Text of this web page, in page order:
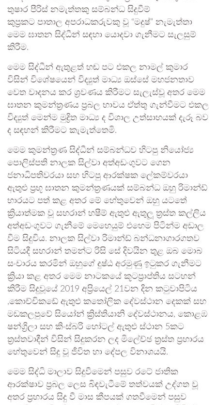
තුෂාර පීරිස් නමැත්තකු සම්බන්ධ සිදුවීම්
කුප්‍රකට පාතාල අපරාධකරුවකු වූ “මදුෂ්” නැමැත්තා
මෙම ඝාතන සිද්ධීන් සඳහා යොදවා ගැනීමට සැලසුම්
කිරීම.
මෙම සිද්ධීන් ඇතුළත් හඬ පට එකල නාමල් කුමාර
විසින් විශේෂයෙන් විද්‍යුත් මාධ්‍ය ඔස්සේ මහජනතාව
වෙත වාදනය කර ශ්‍රවණය කිරීමට සැලැස්වූ අතර මෙම
ඝාතන කුමන්ත්‍රණය ප්‍රබල භාවය ඒත්තු ගැන්වීමට එකල
විද්‍යුත් මෙන්ම මුද්‍රිත මාධ්‍ය ද විශාල උත්සාහයක් දැරූ බව
ද සඳහන් කිරීමට කැමැත්තෙමි.
මෙම කුමන්ත්‍රණ සිද්ධීන් සම්බන්ධව හිටපු නියෝජ්‍ය
පොලිස්පති නාලක සිල්වා අත්අඩංගුවට ගෙන
ජනාධිපතිවරයා සහ හිටපු ආරක්ෂක ලේකම්වරයා
ඇතුළු ප්‍රභූ ඝාතන කුමන්ත්‍රණයක් සම්බන්ධ ඔහු රිමාන්ඩ්
භාරයට පත් කළ අතර මේ හේතුවෙන් ඔහු යටතේ
ක්‍රියාත්මක වූ සහරාන් හෂීම් ඇතුළු ඇතුලූ ත්‍රස්ත කල්ලිය
අත්අඩංගුවට ගැනීමේ මෙහෙයුම් එහෙම පිටින්ම අඩාල
වීම සිදුවිය. නාලක සිල්වා රිමාන්ඩ් බන්ධනාගාරගතව
සිටියදී සහරාන් තමන්ට රිසි සේ දිවයින තුළ ඔබ මොබ
සංචාරය කරමින් ඔහුගේ දුෂ්ඨ අරමුණු ඉටුකර ගැනීමට
ක්‍රියා කළ අතර මෙම නාටකයේ කූටප්‍රාප්තිය සටහන්
කිරීම සිදුවූයේ 2019 අප්‍රියෙල් 21වන දින කටුවාපිටිය
,කොච්චිකඩේ ඇතුළු කතෝලික දේවස්ථාන දෙකක් සහ
මඩකලපුවේ සියෝන් ක්‍රිස්තියානි දේවස්ථානය, කොළඹ
ෂන්ග්‍රිලා සහ කිංස්බරි හෝටල් ඇතුළු ස්ථාන 5කට
ත්‍රස්තවාදීන් විසින් සිදුකරන ලද මිලේච්ඡ ත්‍රස්ත ප්‍රහාරය
හේතුවෙන් සිදු වූ ජීවිත හා දේපල විනාශයයි.
මෙම සිද්ධි මාලාව සිදුවීමෙන් පසුව රටේ ජාතික
ආරක්ෂාව ප්‍රබල ලෙස බිඳවැටීමේ තත්වයක් උද්ගත වූ
අතර ප්‍රහාරය සිදු වී මාස කීපයක් ගතවීමෙන් පසුව